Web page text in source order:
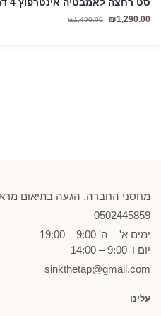
₪1,490.00
המחיר
₪1,290.00
המחיר
מחסני החברה, הגעה בתיאום מראש
0502445859
ימים א' – ה' 9:00 – 19:00
יום ו' 9:00 – 14:00
sinkthetap@gmail.com
עלינו